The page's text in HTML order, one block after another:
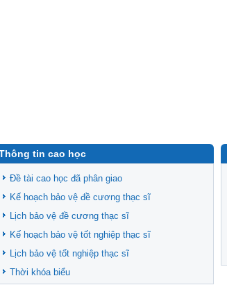
tin cao học
Đề tài cao học đã phân giao
Kế hoạch bảo vệ đề cương thạc sĩ
Lịch bảo vệ đề cương thạc sĩ
Kế hoạch bảo vệ tốt nghiệp thạc sĩ
Lịch bảo vệ tốt nghiệp thạc sĩ
Thời khóa biểu